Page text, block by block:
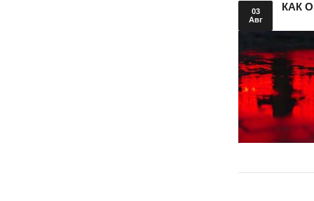
03
Авг
КАК